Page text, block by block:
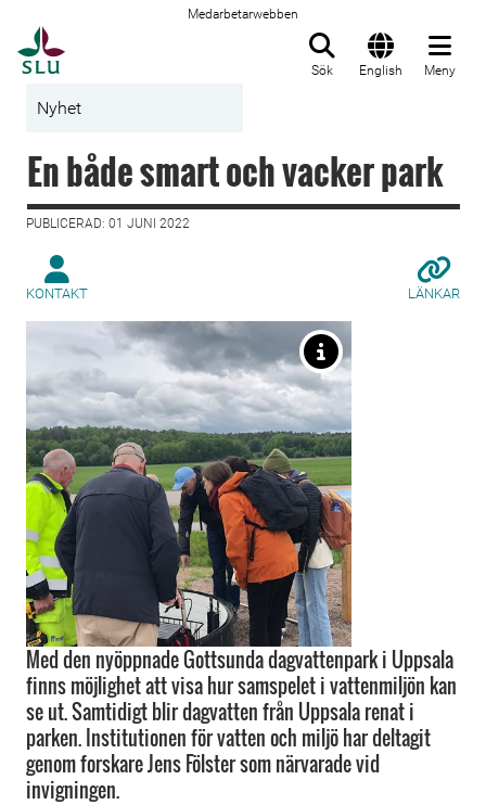
Medarbetarwebben
Sök English Meny
Nyhet
En både smart och vacker park
PUBLICERAD: 01 JUNI 2022
KONTAKT LÄNKAR
Med den nyöppnade Gottsunda dagvattenpark i Uppsala
finns möjlighet att visa hur samspelet i vattenmiljön kan
se ut. Samtidigt blir dagvatten från Uppsala renat i
parken. Institutionen för vatten och miljö har deltagit
genom forskare Jens Fölster som närvarade vid
invigningen.